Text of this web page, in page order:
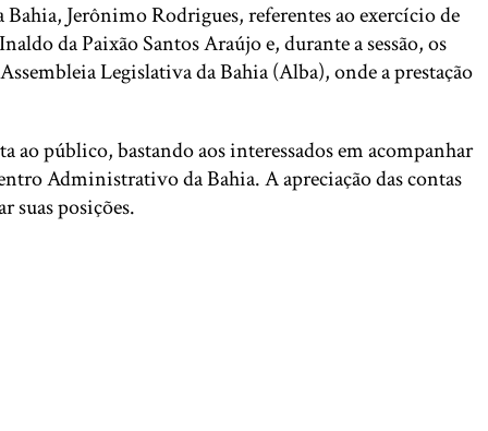
Jerônimo Rodrigues, referentes ao exercício de
da Paixão Santos Araújo e, durante a sessão, os
Legislativa da Bahia (Alba), onde a prestação
ao público, bastando aos interessados em acompanhar
Administrativo da Bahia. A apreciação das contas
suas posições.